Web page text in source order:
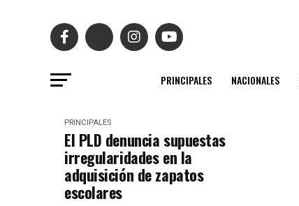
PRINCIPALES NACIONALES
PRINCIPALES
El PLD denuncia supuestas
irregularidades en la
adquisición de zapatos
escolares